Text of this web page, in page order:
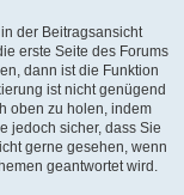
der Beitragsansicht
erste Seite des Forums
dann ist die Funktion
ist nicht genügend
oben zu holen, indem
jedoch sicher, dass Sie
gerne gesehen, wenn
geantwortet wird.